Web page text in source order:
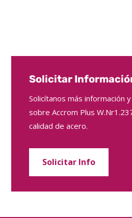
Solicitar
Solicítanos más información
sobre Accrom Plus
calidad de acero.
Solicitar Info